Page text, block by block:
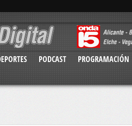
PODCAST PROGRAMACIÓN